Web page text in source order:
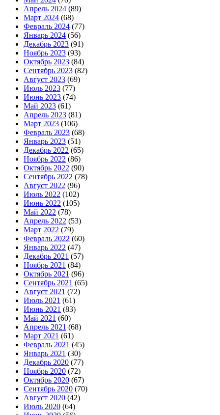
Апрель 2024 (89)
Март 2024 (68)
Февраль 2024 (77)
Январь 2024 (56)
Декабрь 2023 (91)
Ноябрь 2023 (93)
Октябрь 2023 (84)
Сентябрь 2023 (82)
Август 2023 (69)
Июль 2023 (77)
Июнь 2023 (74)
Май 2023 (61)
Апрель 2023 (81)
Март 2023 (106)
Февраль 2023 (68)
Январь 2023 (51)
Декабрь 2022 (65)
Ноябрь 2022 (86)
Октябрь 2022 (90)
Сентябрь 2022 (78)
Август 2022 (96)
Июль 2022 (102)
Июнь 2022 (105)
Май 2022 (78)
Апрель 2022 (53)
Март 2022 (79)
Февраль 2022 (60)
Январь 2022 (47)
Декабрь 2021 (57)
Ноябрь 2021 (84)
Октябрь 2021 (96)
Сентябрь 2021 (65)
Август 2021 (72)
Июль 2021 (61)
Июнь 2021 (83)
Май 2021 (60)
Апрель 2021 (68)
Март 2021 (61)
Февраль 2021 (45)
Январь 2021 (30)
Декабрь 2020 (77)
Ноябрь 2020 (72)
Октябрь 2020 (67)
Сентябрь 2020 (70)
Август 2020 (42)
Июль 2020 (64)